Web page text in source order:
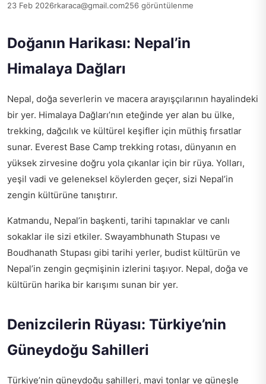
23 Feb 2026rkaraca@gmail.com256 görüntülenme
Doğanın Harikası: Nepal’in
Himalaya Dağları
Nepal, doğa severlerin ve macera arayışçılarının hayalindeki
bir yer. Himalaya Dağları’nın eteğinde yer alan bu ülke,
trekking, dağcılık ve kültürel keşifler için müthiş fırsatlar
sunar. Everest Base Camp trekking rotası, dünyanın en
yüksek zirvesine doğru yola çıkanlar için bir rüya. Yolları,
yeşil vadi ve geleneksel köylerden geçer, sizi Nepal’in
zengin kültürüne tanıştırır.
Katmandu, Nepal’in başkenti, tarihi tapınaklar ve canlı
sokaklar ile sizi etkiler. Swayambhunath Stupası ve
Boudhanath Stupası gibi tarihi yerler, budist kültürün ve
Nepal’in zengin geçmişinin izlerini taşıyor. Nepal, doğa ve
kültürün harika bir karışımı sunan bir yer.
Denizcilerin Rüyası: Türkiye’nin
Güneydoğu Sahilleri
Türkiye’nin güneydoğu sahilleri, mavi tonlar ve güneşle